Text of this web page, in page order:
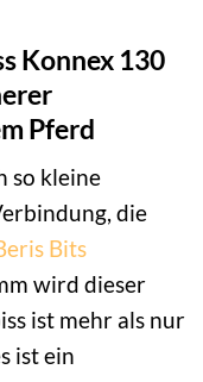
Konnex 130
Pferd
so kleine
die
Bits
wird dieser
ist mehr als nur
ist ein